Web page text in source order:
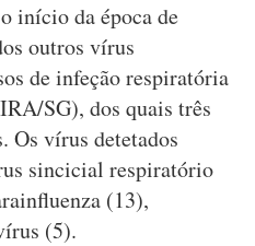
início da época de
outros vírus
de infeção respiratória
SG), dos quais três
Os vírus detetados
sincicial respiratório
(13),
(5).